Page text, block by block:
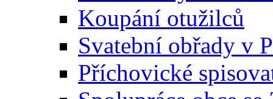
Koupání otužilců
Svatební obřady v
Příchovické